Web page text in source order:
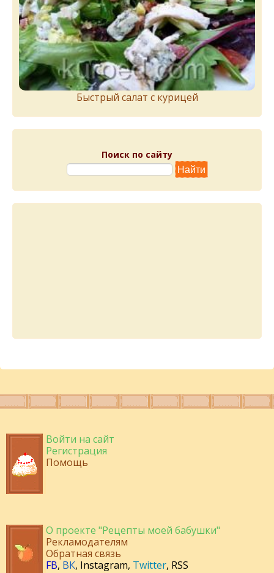
Быстрый салат с курицей
Поиск по сайту
Войти на сайт
Регистрация
Помощь
О проекте "Рецепты моей бабушки"
Рекламодателям
Обратная связь
FB, ВК, Instagram, Twitter, RSS